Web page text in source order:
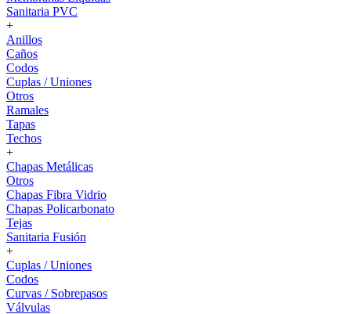
Sanitaria PVC
+
Anillos
Caños
Codos
Cuplas / Uniones
Otros
Ramales
Tapas
Techos
+
Chapas Metálicas
Otros
Chapas Fibra Vidrio
Chapas Policarbonato
Tejas
Sanitaria Fusión
+
Cuplas / Uniones
Codos
Curvas / Sobrepasos
Válvulas